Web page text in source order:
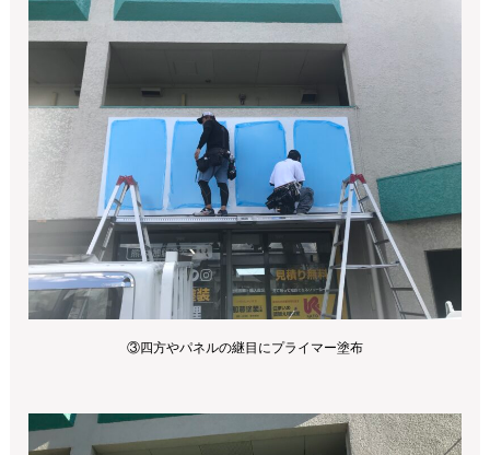
③四方やパネルの継目にプライマー塗布